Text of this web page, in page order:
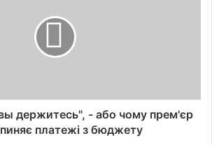
держитесь", - або чому прем'єр
платежі з бюджету